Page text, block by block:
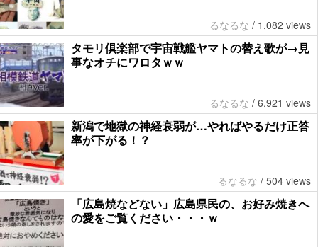
るなるな / 1,082 views
タモリ倶楽部で宇宙戦艦ヤマトの替え歌が→見
事なオチにワロタｗｗ
るなるな / 6,921 views
新潟で地獄の神経衰弱が…やればやるだけ正答
率が下がる！？
るなるな / 504 views
「広島焼などない」広島県民の、お好み焼きへ
の愛をご覧ください・・・ｗ